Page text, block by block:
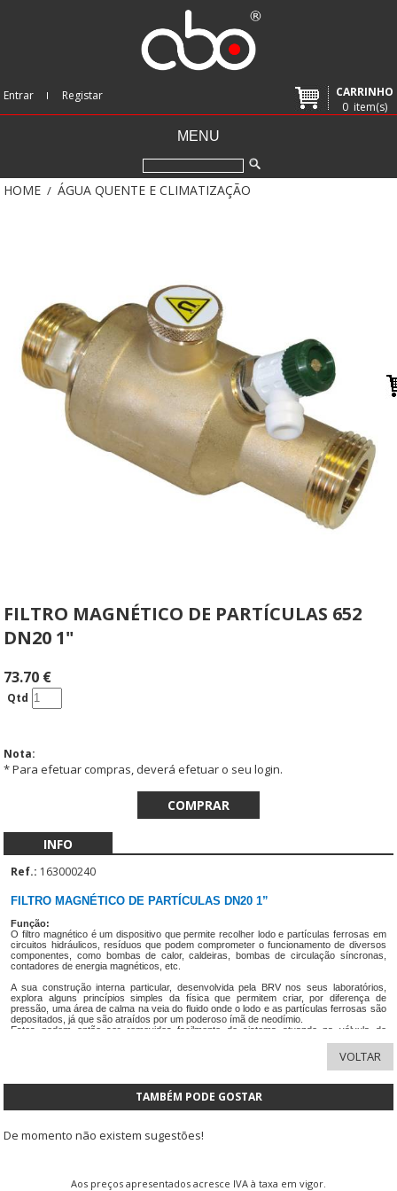
CARRINHO
0item(s)
Entrar Registar
MENU
HOME / ÁGUA QUENTE E CLIMATIZAÇÃO
FILTRO MAGNÉTICO DE PARTÍCULAS 652
DN20 1"
73.70 €
Qtd
Nota:
* Para efetuar compras, deverá efetuar o seu login.
INFO
Ref.: 163000240
FILTRO MAGNÉTICO DE PARTÍCULAS DN20 1”
Função:
O filtro magnético é um dispositivo que permite recolher lodo e partículas ferrosas em
circuitos hidráulicos, resíduos que podem comprometer o funcionamento de diversos
componentes, como bombas de calor, caldeiras, bombas de circulação síncronas,
contadores de energia magnéticos, etc.
A sua construção interna particular, desenvolvida pela BRV nos seus laboratórios,
explora alguns princípios simples da física que permitem criar, por diferença de
pressão, uma área de calma na veia do fluido onde o lodo e as partículas ferrosas são
depositados, já que são atraídos por um poderoso ímã de neodímio.
Estes podem então ser removidos facilmente do sistema atuando na válvula de
especialmente nas mais antigas, que são mais sujeitas à corrosão e, portanto, onde a
Características:
• Dimensões compactas combinadas com baixíssimas perdas de carga;
• Não requer manutenção ou limpeza do dispositivo, exceto pela descarga periódica do
Gauss;
• PN10 Máx: 110°C
TAMBÉM PODE GOSTAR
De momento não existem sugestões!
Aos preços apresentados acresce IVA à taxa em vigor.